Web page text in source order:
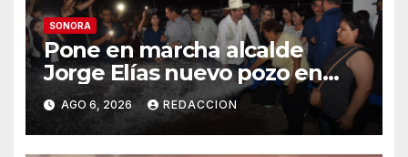
SONORA
Pone en marcha alcalde
Jorge Elías nuevo pozo en
Tierra Blanca, Tesia:
Suministrará 20 litros por
segundo de agua potable
AGO 6, 2026 REDACCION